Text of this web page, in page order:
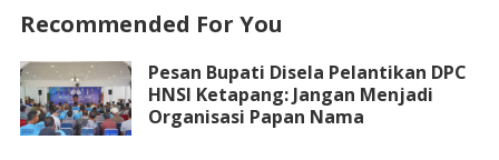
Recommended For You
Pesan Bupati Disela Pelantikan DPC
HNSI Ketapang: Jangan Menjadi
Organisasi Papan Nama